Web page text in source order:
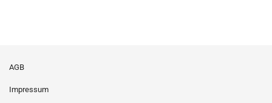
AGB
Impressum